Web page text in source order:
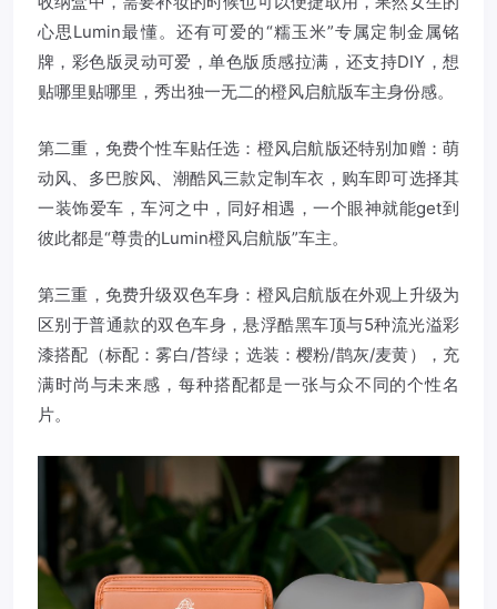
心思Lumin最懂。还有可爱的“糯玉米”专属定制金属铭
牌，彩色版灵动可爱，单色版质感拉满，还支持DIY，想
贴哪里贴哪里，秀出独一无二的橙风启航版车主身份感。
第二重，免费个性车贴任选：橙风启航版还特别加赠：萌
动风、多巴胺风、潮酷风三款定制车衣，购车即可选择其
一装饰爱车，车河之中，同好相遇，一个眼神就能get到
彼此都是“尊贵的Lumin橙风启航版”车主。
第三重，免费升级双色车身：橙风启航版在外观上升级为
区别于普通款的双色车身，悬浮酷黑车顶与5种流光溢彩
漆搭配（标配：雾白/苔绿；选装：樱粉/鹊灰/麦黄），充
满时尚与未来感，每种搭配都是一张与众不同的个性名
片。